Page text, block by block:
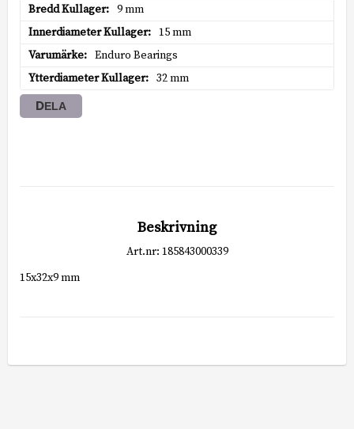
Bredd Kullager
9 mm
Innerdiameter Kullager
15 mm
Varumärke
Enduro Bearings
Ytterdiameter Kullager
32 mm
DELA
Beskrivning
Art.nr: 185843000339
15x32x9 mm